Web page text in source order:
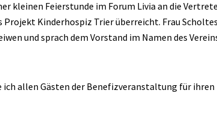
kleinen Feierstunde im Forum Livia an die
Projekt Kinderhospiz Trier überreicht. Frau
und sprach dem Vorstand im Namen des
allen Gästen der Benefizveranstaltung für ihren